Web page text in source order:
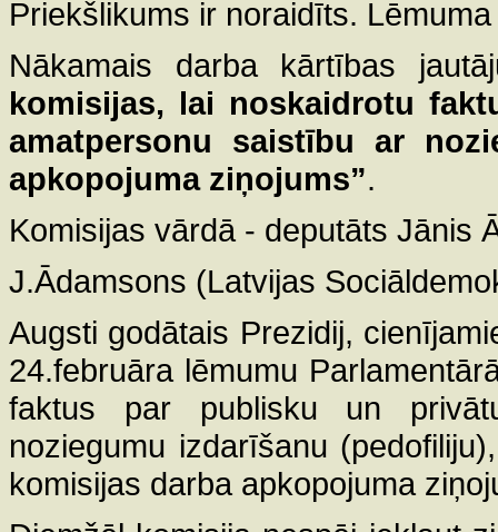
Priekšlikums ir noraidīts.
Nākamais darba kārtības
komisijas, lai noskaidrotu
amatpersonu saistību ar
apkopojuma ziņojums”.
Komisijas vārdā - deputāts Jānis
J.Ādamsons (Latvijas
Augsti godātais Prezidij,
24.februāra lēmumu
faktus par publisku un
noziegumu izdarīšanu
komisijas darba apkopojuma